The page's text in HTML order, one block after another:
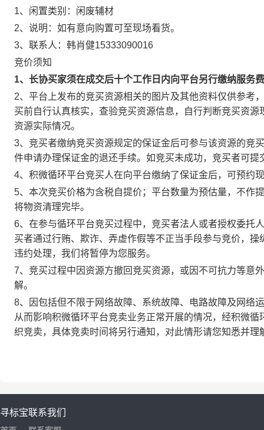
1、闲置类别：闲废辅材
2、说明：如有意向购置可至现场看货。
3、联系人：韩肖健15333090016
竞价须知
1、长协买家须在成交后十个工作日内向平台另行缴纳服务
2、平台上发布的竞买资源相关的图片及其他资料仅供参考
买前自行认真核实，查验竞买资源信息，自行判断竞买资
资源实际情况。
3、竞买者缴纳竞买资源规定的保证金后可参与该资源的竞
件申请办理保证金的退还手续。如竞买未成功，竞买者可
4、积微循环平台竞买人在向平台缴纳了保证金后，可预约
5、本次竞买价格为含税自提价；平台数量为预估量，不作
将物资清理完毕。
6、在参与循环平台竞买过程中，竞买者法人或者授权委托
买者通过行贿、欺诈、弄虚作假等不正当手段参与竞价，
违约处理，我们将暂停为您服务。
7、竞买过程中因资源方撤回竞买资源，或因不可抗力等意
解。
8、因包括但不限于网络故障、系统故障、电路故障及网络
从而影响积微循环平台竞卖业务正常开展的情况，经积微
织竞卖，具体竞卖时间将另行通知，对此情形请您知悉并理
寻标宝联系我们